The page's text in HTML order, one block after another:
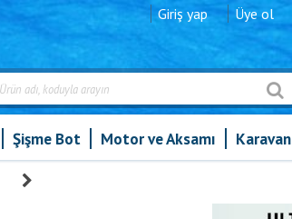
Giriş yap Üye ol
Şişme Bot Motor ve Aksamı Karavan